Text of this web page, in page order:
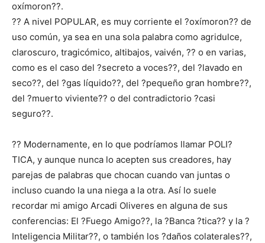
oxímoron??.
?? A nivel POPULAR, es muy corriente el ?oxímoron?? de
uso común, ya sea en una sola palabra como agridulce,
claroscuro, tragicómico, altibajos, vaivén, ?? o en varias,
como es el caso del ?secreto a voces??, del ?lavado en
seco??, del ?gas líquido??, del ?pequeño gran hombre??,
del ?muerto viviente?? o del contradictorio ?casi
seguro??.
?? Modernamente, en lo que podríamos llamar POLI?
TICA, y aunque nunca lo acepten sus creadores, hay
parejas de palabras que chocan cuando van juntas o
incluso cuando la una niega a la otra. Así lo suele
recordar mi amigo Arcadi Oliveres en alguna de sus
conferencias: El ?Fuego Amigo??, la ?Banca ?tica?? y la ?
Inteligencia Militar??, o también los ?daños colaterales??,